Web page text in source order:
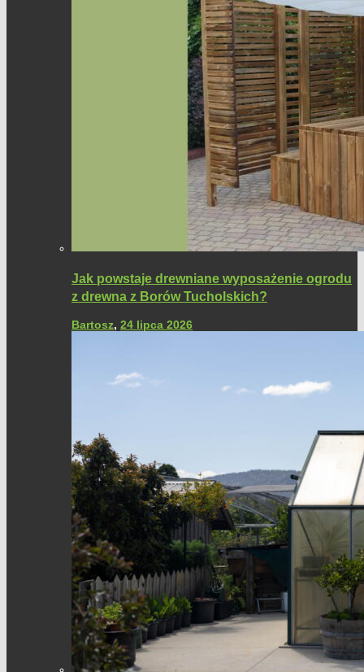
Jak powstaje drewniane wyposażenie ogrodu
z drewna z Borów Tucholskich?
Bartosz, 24 lipca 2026